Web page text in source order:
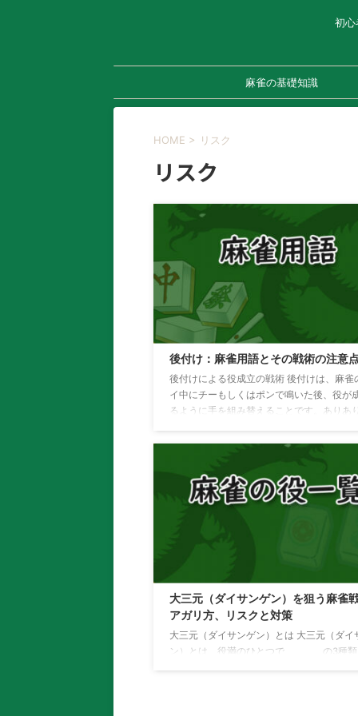
初心
麻雀の基礎知識
HOME > リスク
リスク
後付け：麻雀用語とその戦術の注意
後付けによる役成立の戦術 後付けは、麻雀
イ中にチーもしくはポンで鳴いた後、役が
るように手を組み替えることです。ありあ
は有効となります。後付けは、特定の戦術
において有益なプレイとなることがありま
付けのメリット 後付けを利用することで、
い得点の役を狙うことができます。また、
組み替えることで、他のプレイヤーがどの
により、他のプレイヤーが自分の手牌の状
大三元（ダイサンゲン）を狙う麻雀
アガリ方、リスクと対策
大三元（ダイサンゲン）とは 大三元（ダイ
ン）とは、役満のひとつで、 の3種類